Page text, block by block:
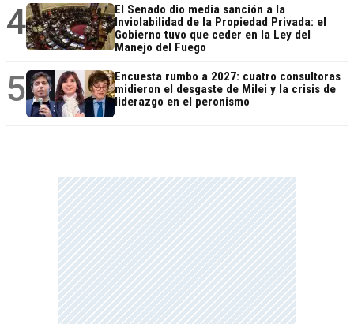
4
El Senado dio media sanción a la
Inviolabilidad de la Propiedad Privada: el
Gobierno tuvo que ceder en la Ley del
Manejo del Fuego
5
Encuesta rumbo a 2027: cuatro consultoras
midieron el desgaste de Milei y la crisis de
liderazgo en el peronismo